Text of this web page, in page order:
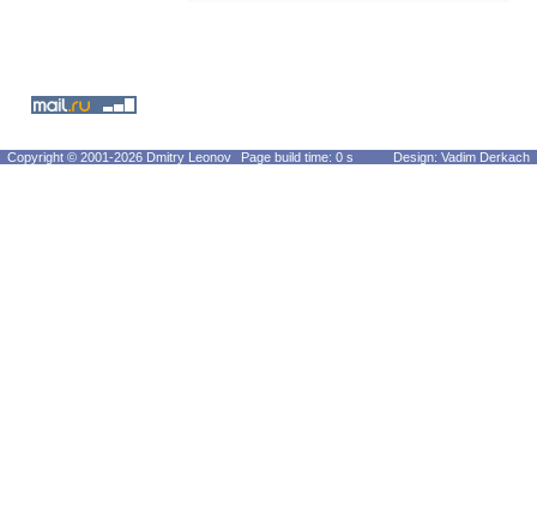
Copyright © 2001-2026 Dmitry Leonov Page build time: 0 s Design: Vadim Derkach